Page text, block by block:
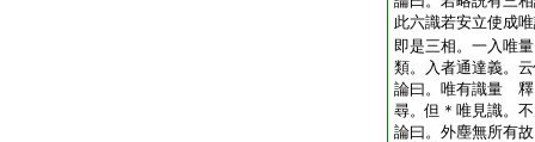
此六識若安立使成
即是三相。一入唯
類。入者通達義。
論曰。唯有識量 釋
尋。但＊唯見識。
論曰。外塵無所有